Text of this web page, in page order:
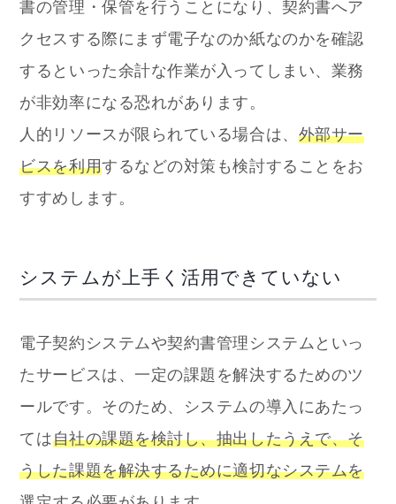
書の管理・保管を行うことになり、契約書へア
クセスする際にまず電子なのか紙なのかを確認
するといった余計な作業が入ってしまい、業務
が非効率になる恐れがあります。
人的リソースが限られている場合は、 外部サー
ビスを利用するなどの対策も検討することをお
すすめします。
システムが上手く活用できていない
電子契約システムや契約書管理システムといっ
たサービスは、一定の課題を解決するためのツ
ールです。そのため、システムの導入にあたっ
ては自社の課題を検討し、抽出したうえで、そ
うした課題を解決するために適切なシステムを